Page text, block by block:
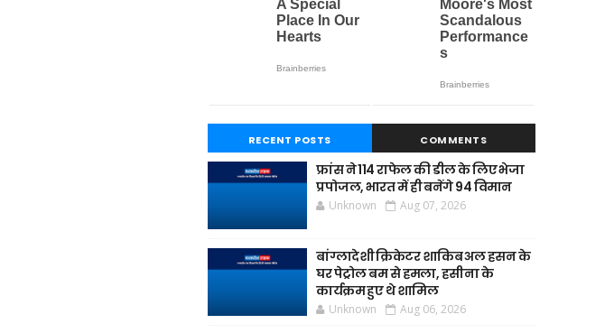
RECENT POSTS COMMENTS
फ्रांस ने 114 राफेल की डील के लिए भेजा
प्रपोजल, भारत में ही बनेंगे 94 विमान
Unknown Aug 07, 2026
बांग्लादेशी क्रिकेटर शाकिब अल हसन के
घर पेट्रोल बम से हमला, हसीना के
कार्यक्रम हुए थे शामिल
Unknown Aug 06, 2026